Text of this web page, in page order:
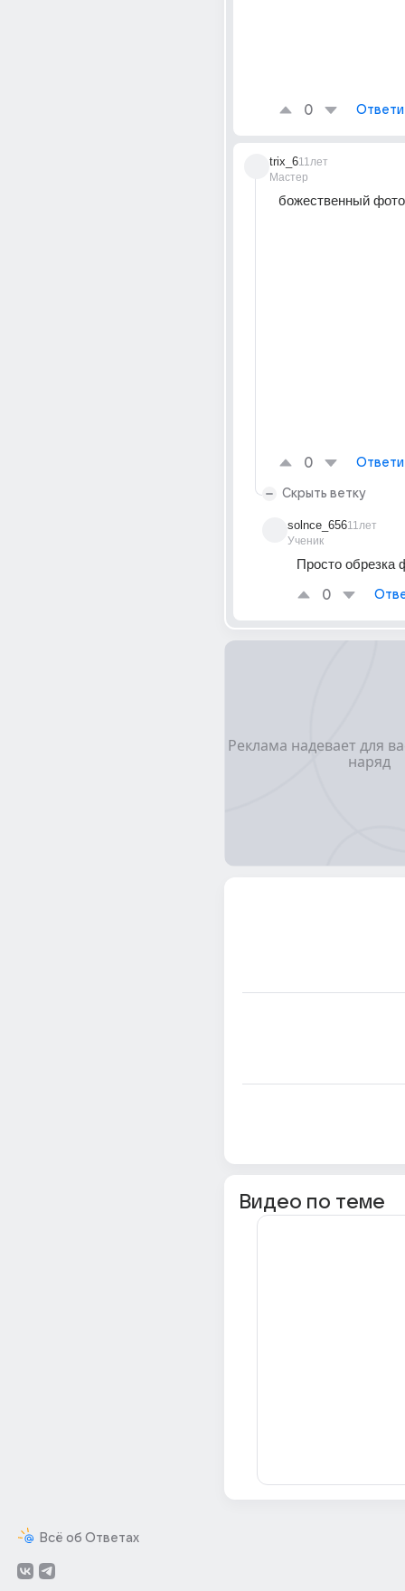
Всё об Ответах
0
trix_6
Мастер
11лет
божественный
0
Скрыть ветку
solnce_656
Ученик
11лет
Просто обрезка
0
Видео по теме